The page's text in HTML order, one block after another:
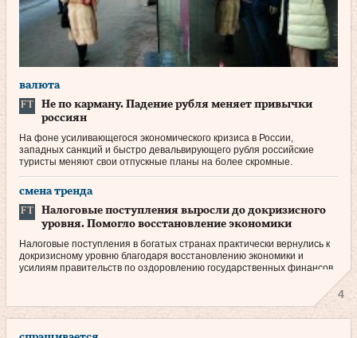
валюта
Не по карману. Падение рубля меняет привычки
россиян
На фоне усиливающегося экономического кризиса в России,
западных санкций и быстро девальвирующего рубля российские
туристы меняют свои отпускные планы на более скромные.
смена тренда
Налоговые поступления выросли до докризисного
уровня. Помогло восстановление экономики
Налоговые поступления в богатых странах практически вернулись к
докризисному уровню благодаря восстановлению экономики и
усилиям правительств по оздоровлению государственных финансов.
4